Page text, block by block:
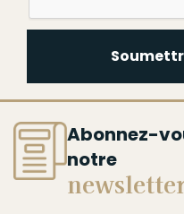
Abonnez-
notre